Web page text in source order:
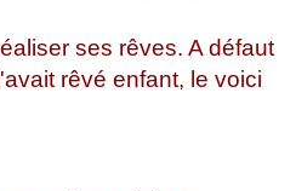
ses rêves. A défaut
rêvé enfant, le voici